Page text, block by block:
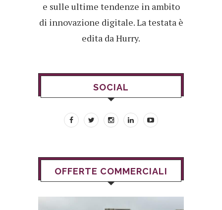
e sulle ultime tendenze in ambito
di innovazione digitale. La testata è
edita da Hurry.
SOCIAL
OFFERTE COMMERCIALI